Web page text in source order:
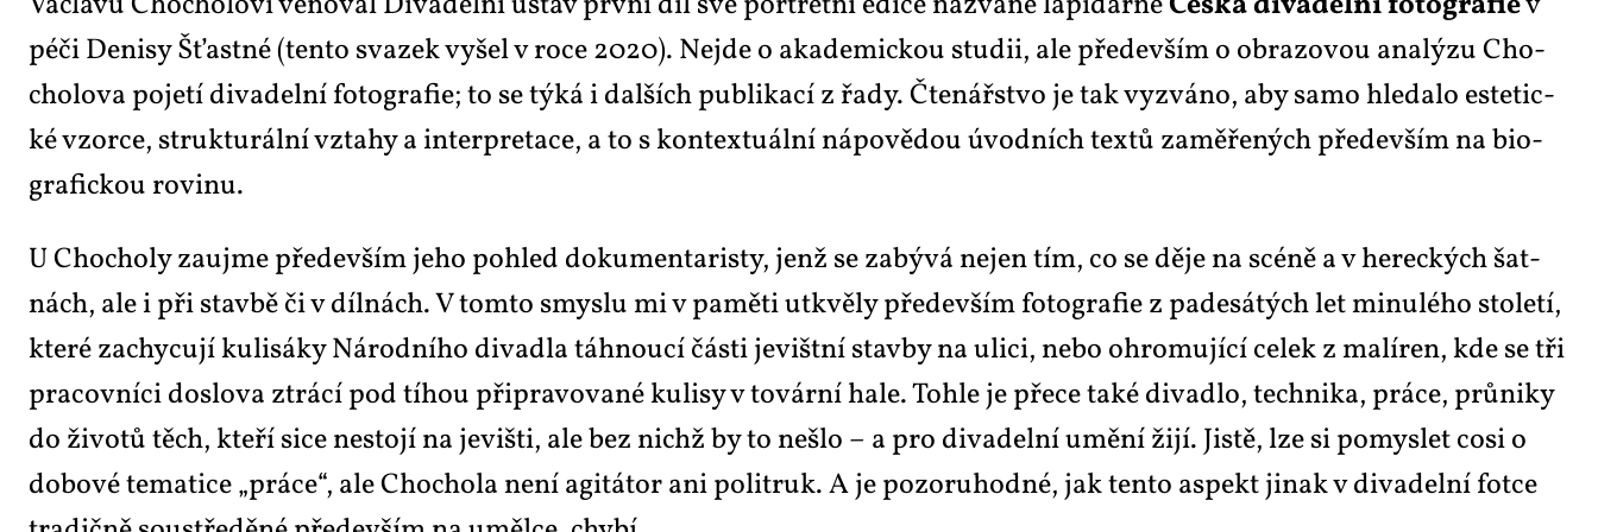
pé­či De­ni­sy Šťast­né (ten­to sva­zek vy­šel v ro­ce 2020). Nejde o aka­de­mic­kou stu­dii, ale pře­de­vším o ob­ra­zo­vou ana­lý­zu Cho­
cho­lo­va po­je­tí di­va­del­ní fo­to­gra­fie; to se tý­ká i dal­ších pu­b­li­ka­cí z řa­dy. Čte­nář­stvo je tak vy­zvá­no, aby sa­mo hle­da­lo es­te­tic­
ké vzor­ce, struk­tu­rál­ní vzta­hy a in­ter­pre­ta­ce, a to s kon­tex­tu­ál­ní ná­po­vě­dou úvod­ních tex­tů za­mě­ře­ných pře­de­vším na bi­o­
gra­fic­kou ro­vi­nu.
U Cho­cho­ly za­ujme pře­de­vším je­ho po­hled do­ku­men­ta­ris­ty, jenž se za­bý­vá nejen tím, co se dě­je na scé­ně a v he­rec­kých šat­
nách, ale i při stav­bě či v díl­nách. V tom­to smys­lu mi v pa­mě­ti utkvě­ly pře­de­vším fo­to­gra­fie z pa­de­sá­tých let mi­nu­lé­ho sto­le­tí,
kte­ré za­chy­cu­jí ku­li­sá­ky Ná­rod­ní­ho di­va­dla táh­nou­cí čás­ti je­višt­ní stav­by na uli­ci, ne­bo ohro­mu­jí­cí ce­lek z ma­lí­ren, kde se tři
pra­cov­ní­ci do­slo­va ztrá­cí pod tí­hou při­pra­vo­va­né ku­li­sy v to­vár­ní ha­le. To­hle je pře­ce ta­ké di­va­dlo, tech­ni­ka, prá­ce, prů­ni­ky
do ži­vo­tů těch, kte­ří si­ce ne­sto­jí na je­viš­ti, ale bez nichž by to ne­šlo – a pro di­va­del­ní umě­ní ži­jí. Jis­tě, lze si po­mys­let co­si o
do­bo­vé te­ma­ti­ce „prá­ce“, ale Cho­cho­la ne­ní agi­tá­tor ani po­li­t­ruk. A je po­zo­ru­hod­né, jak ten­to aspekt ji­nak v di­va­del­ní fot­ce